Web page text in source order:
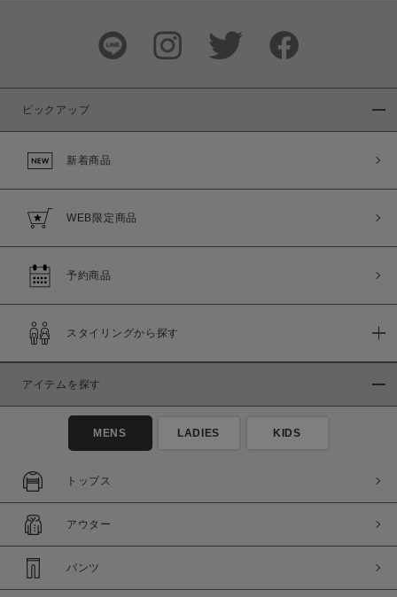
ピックアップ
新着商品
WEB限定商品
予約商品
スタイリングから探す
アイテムを探す
MENS LADIES KIDS
トップス
アウター
パンツ